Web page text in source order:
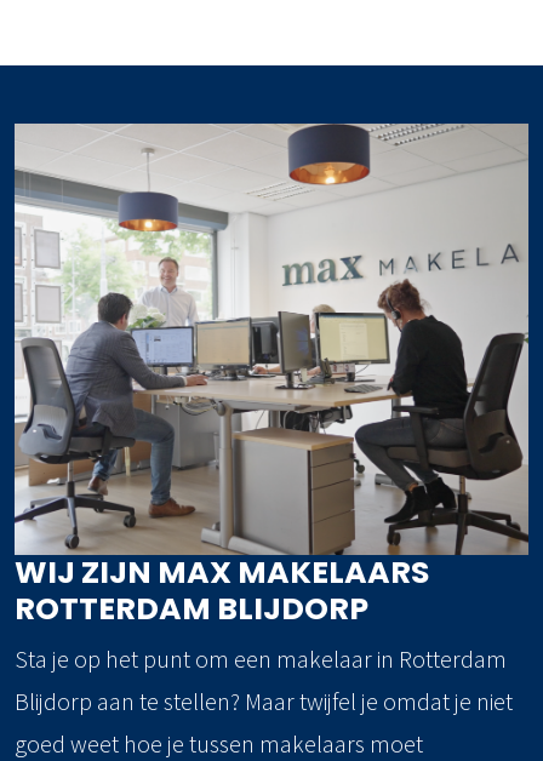
WIJ ZIJN MAX MAKELAARS
ROTTERDAM BLIJDORP
Sta je op het punt om een makelaar in Rotterdam
Blijdorp aan te stellen? Maar twijfel je omdat je niet
goed weet hoe je tussen makelaars moet